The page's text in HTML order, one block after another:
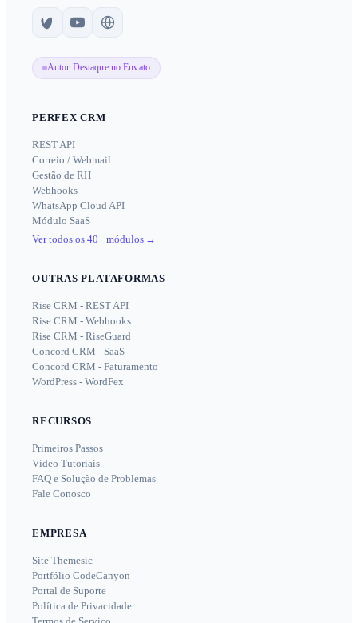
Autor Destaque no Envato
PERFEX CRM
REST API
Correio / Webmail
Gestão de RH
Webhooks
WhatsApp Cloud API
Módulo SaaS
Ver todos os 40+ módulos →
OUTRAS PLATAFORMAS
Rise CRM - REST API
Rise CRM - Webhooks
Rise CRM - RiseGuard
Concord CRM - SaaS
Concord CRM - Faturamento
WordPress - WordFex
RECURSOS
Primeiros Passos
Vídeo Tutoriais
FAQ e Solução de Problemas
Fale Conosco
EMPRESA
Site Themesic
Portfólio CodeCanyon
Portal de Suporte
Política de Privacidade